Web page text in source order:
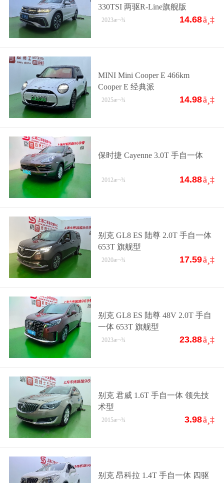
330TSI 两驱R-Line旗舰版
14.68ä¸‡
2023æ¬¾
MINI Mini Cooper E 466km
Cooper E 经典派
14.98ä¸‡
2025æ¬¾
保时捷 Cayenne 3.0T 手自一体
14.88ä¸‡
2012æ¬¾
别克 GL8 ES 陆尊 2.0T 手自一体
653T 旗舰型
17.59ä¸‡
2020æ¬¾
别克 GL8 ES 陆尊 48V 2.0T 手自
一体 653T 旗舰型
23.88ä¸‡
2023æ¬¾
别克 君威 1.6T 手自一体 领先技
术型
3.98ä¸‡
2015æ¬¾
别克 昂科拉 1.4T 手自一体 四驱